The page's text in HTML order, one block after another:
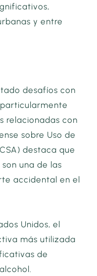
y entre
desafíos con
relacionadas con
sobre Uso de
destaca que
una de las
accidental en el
Unidos, el
más utilizada
de